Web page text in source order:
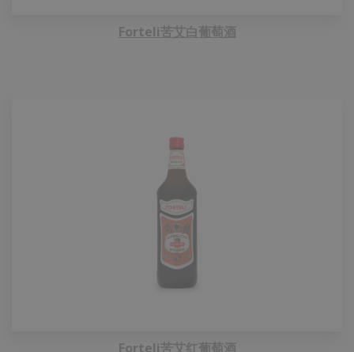
Forteli苦艾白葡萄酒
Forteli苦艾红葡萄酒